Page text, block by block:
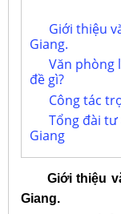
Giới thiệu
Giang.
Văn phòng
đề gì?
Công tác trợ
Tổng đài tư
Giang
Giới thiệu
Giang.